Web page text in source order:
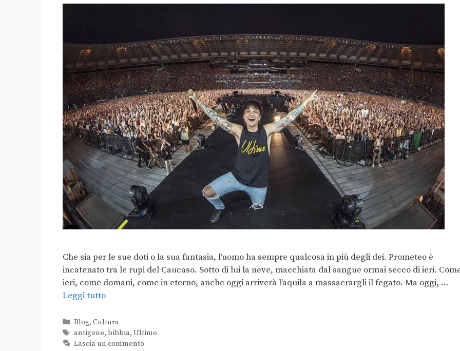
Che sia per le sue doti o la sua fantasia, l’uomo ha sempre qualcosa in più degli dei. Prometeo è
incatenato tra le rupi del Caucaso. Sotto di lui la neve, macchiata dal sangue ormai secco di ieri.
ieri, come domani, come in eterno, anche oggi arriverà l’aquila a massacrargli il fegato. Ma oggi, …
Leggi tutto
Blog, Cultura
antigone, bibbia, Ultimo
Lascia un commento